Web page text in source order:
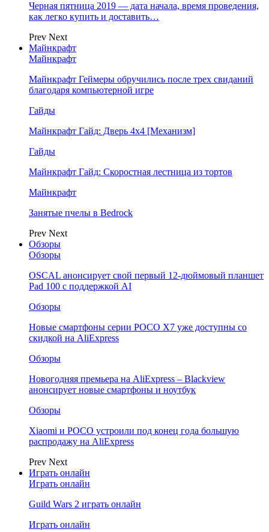
Черная пятница 2019 — дата начала, время проведения,
как легко купить и доставить…
Prev Next
Майнкрафт
Майнкрафт
Майнкрафт Геймеры обручились после трех свиданий
благодаря компьютерной игре
Гайды
Майнкрафт Гайд: Дверь 4х4 [Механизм]
Гайды
Майнкрафт Гайд: Скоростная лестница из тортов
Майнкрафт
Занятые пчелы в Bedrock
Prev Next
Обзоры
Обзоры
OSCAL анонсирует свой первый 12-дюймовый планшет
Pad 100 с поддержкой AI
Обзоры
Новые смартфоны серии POCO X7 уже доступны со
скидкой на AliExpress
Обзоры
Новогодняя премьера на AliExpress – Blackview
анонсирует новые смартфоны и ноутбук
Обзоры
Xiaomi и POCO устроили под конец года большую
распродажу на AliExpress
Prev Next
Играть онлайн
Играть онлайн
Guild Wars 2 играть онлайн
Играть онлайн